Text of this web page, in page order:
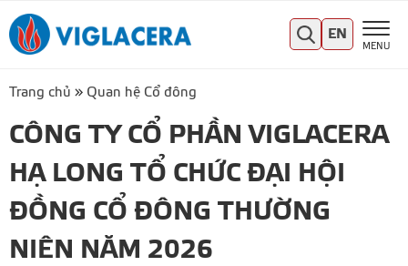
MENU
EN
Trang chủ » Quan hệ Cổ đông
CÔNG TY CỔ PHẦN VIGLACERA
HẠ LONG TỔ CHỨC ĐẠI HỘI
ĐỒNG CỔ ĐÔNG THƯỜNG
NIÊN NĂM 2026